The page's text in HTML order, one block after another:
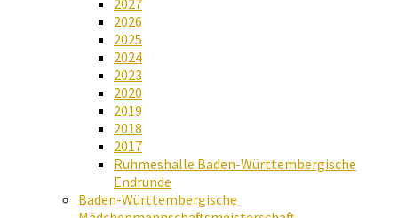
2027
2026
2025
2024
2023
2020
2019
2018
2017
Ruhmeshalle Baden-Württembergische
Endrunde
Baden-Württembergische